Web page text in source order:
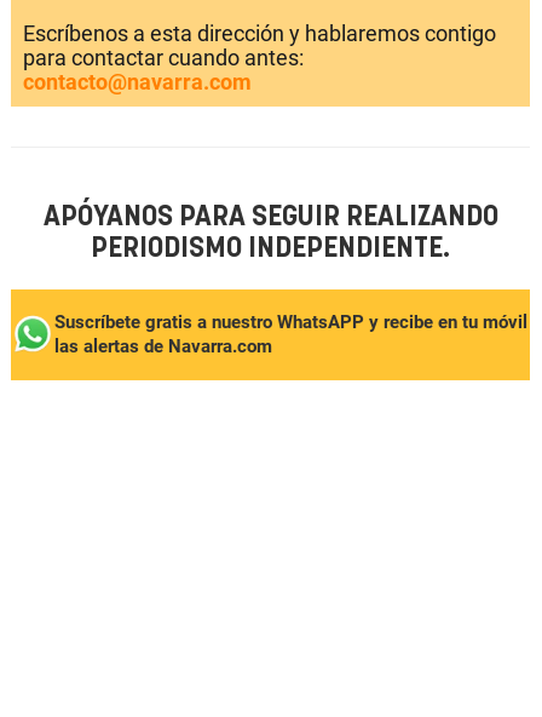
Escríbenos a esta dirección y hablaremos contigo
para contactar cuando antes:
contacto@navarra.com
APÓYANOS PARA SEGUIR REALIZANDO
PERIODISMO INDEPENDIENTE.
Suscríbete gratis a nuestro WhatsAPP y recibe en tu móvil
las alertas de Navarra.com